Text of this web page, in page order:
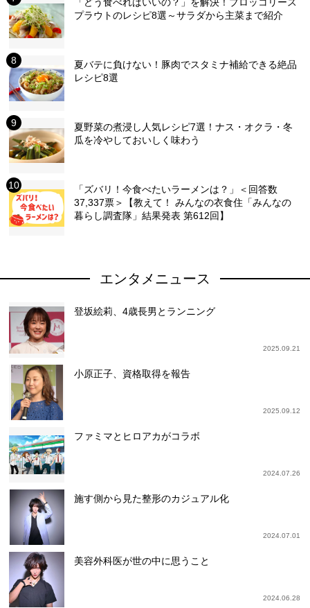
プラウトのレシピ8選～サラダから主菜まで紹介
夏バテに負けない！豚肉でスタミナ補給できる絶品
レシピ8選
夏野菜の煮浸し人気レシピ7選！ナス・オクラ・冬
瓜を冷やしておいしく味わう
「ズバリ！今食べたいラーメンは？」＜回答数
37,337票＞【教えて！ みんなの衣食住「みんなの
暮らし調査隊」結果発表 第612回】
エンタメニュース
登坂絵莉、4歳長男とランニング
2025.09.21
小原正子、資格取得を報告
2025.09.12
ファミマとヒロアカがコラボ
2024.07.26
施す側から見た整形のカジュアル化
2024.07.01
美容外科医が世の中に思うこと
2024.06.28